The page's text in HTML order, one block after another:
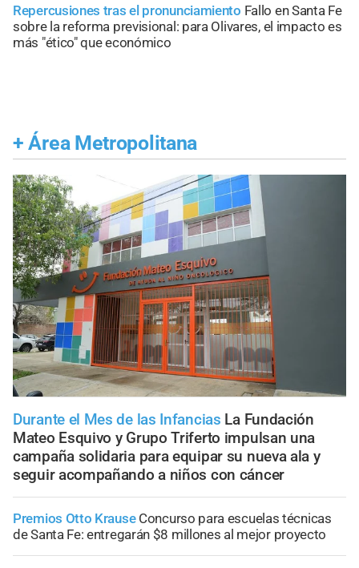
Repercusiones tras el pronunciamiento Fallo en Santa Fe
sobre la reforma previsional: para Olivares, el impacto es
más "ético" que económico
+ Área Metropolitana
Durante el Mes de las Infancias La Fundación
Mateo Esquivo y Grupo Triferto impulsan una
campaña solidaria para equipar su nueva ala y
seguir acompañando a niños con cáncer
Premios Otto Krause Concurso para escuelas técnicas
de Santa Fe: entregarán $8 millones al mejor proyecto